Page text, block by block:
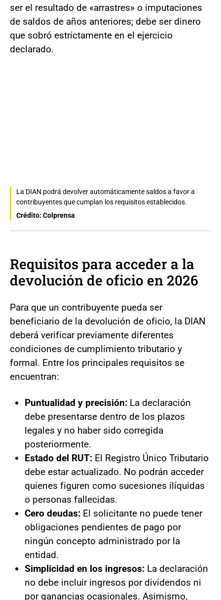
ser el resultado de «arrastres» o imputaciones
de saldos de años anteriores; debe ser dinero
que sobró estrictamente en el ejercicio
declarado.
La DIAN podrá devolver automáticamente saldos a favor a
contribuyentes que cumplan los requisitos establecidos.
Crédito: Colprensa
Requisitos para acceder a la
devolución de oficio en 2026
Para que un contribuyente pueda ser
beneficiario de la devolución de oficio, la DIAN
deberá verificar previamente diferentes
condiciones de cumplimiento tributario y
formal. Entre los principales requisitos se
encuentran:
Puntualidad y precisión: La declaración
debe presentarse dentro de los plazos
legales y no haber sido corregida
posteriormente.
Estado del RUT: El Registro Único Tributario
debe estar actualizado. No podrán acceder
quienes figuren como sucesiones ilíquidas
o personas fallecidas.
Cero deudas: El solicitante no puede tener
obligaciones pendientes de pago por
ningún concepto administrado por la
entidad.
Simplicidad en los ingresos: La declaración
no debe incluir ingresos por dividendos ni
por ganancias ocasionales. Asimismo,